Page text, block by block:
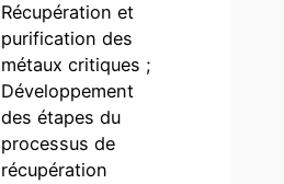
Récupération et
purification des
métaux critiques ;
Développement
des étapes du
processus de
récupération